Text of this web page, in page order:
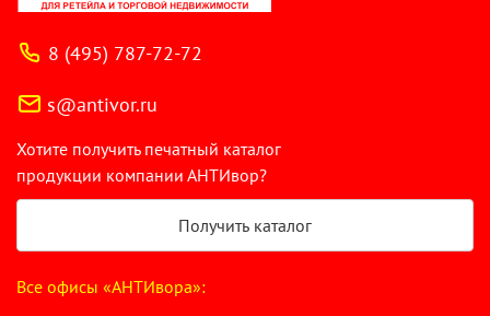
8 (495) 787-72-72
s@antivor.ru
Хотите получить печатный каталог
продукции компании АНТИвор?
Получить каталог
Все офисы «АНТИвора»: